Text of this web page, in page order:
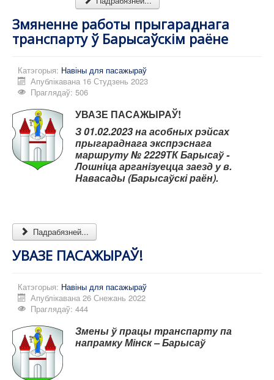
Змяненне работы прыгараднага
транспарту ў Барысаўскім раёне
Катэгорыя: Навіны для пасажыраў
Апублікавана 16 Студзень 2023
Праглядаў: 506
УВАЗЕ ПАСАЖЫРАЎ!
З 01.02.2023 на асобных рэйсах
прыгараднага экспрэснага
маршруту № 2229ТК Барысаў -
Лошніца арганізуецца заезд у в.
Навасады (Барысаўскі раён).
Падрабязней...
УВАЗЕ ПАСАЖЫРАЎ!
Катэгорыя: Навіны для пасажыраў
Апублікавана 26 Снежань 2022
Праглядаў: 444
Змены ў працы транспарту па
напрамку Мінск – Барысаў